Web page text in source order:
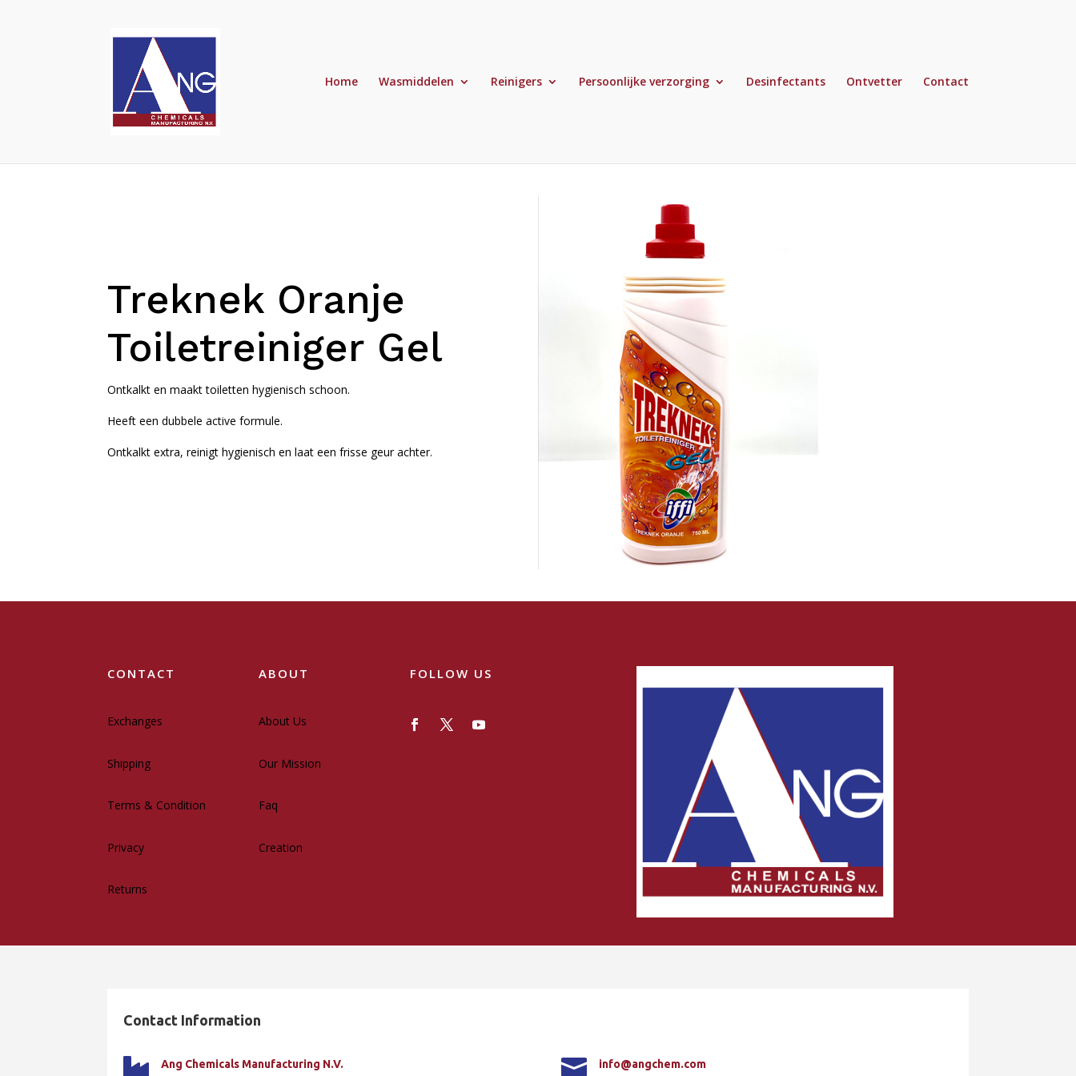
Home Wasmiddelen Reinigers Persoonlijke verzorging Desinfectants Ontvetter Contact
Treknek Oranje
Toiletreiniger Gel
Ontkalkt en maakt toiletten hygienisch schoon.
Heeft een dubbele active formule.
Ontkalkt extra, reinigt hygienisch en laat een frisse geur achter.
CONTACT
Exchanges
Shipping
Terms & Condition
Privacy
Returns
ABOUT
About Us
Our Mission
Faq
Creation
FOLLOW US
Contact Information
 Ang Chemicals Manufacturing N.V.  info@angchem.com